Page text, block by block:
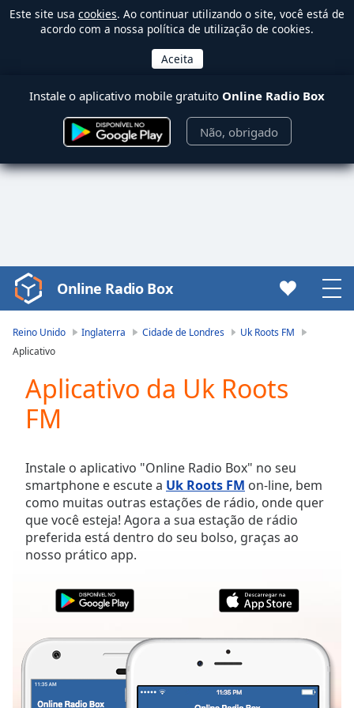
Este site usa cookies. Ao continuar utilizando o site, você está de
acordo com a nossa política de utilização de cookies.
Instale o aplicativo mobile gratuito Online Radio Box
Não, obrigado
Video
Player
loading.
Video
Play
Skip
Backward
Mute
Current
Time0:00
Duration-:-
Loaded:
LIVE
live,
currently
behind
LIVE
Online Radio Box
Reino Unido Inglaterra Cidade de Londres
Uk Roots FM
Aplicativo
Aplicativo da Uk Roots
FM
Instale o aplicativo "Online Radio Box" no seu
smartphone e escute a Uk Roots FM on-line, bem
como muitas outras estações de rádio, onde quer
que você esteja! Agora a sua estação de rádio
preferida está dentro do seu bolso, graças ao
nosso prático app.